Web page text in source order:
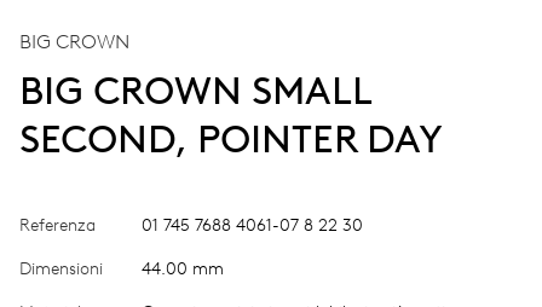
BIG CROWN
BIG CROWN SMALL
SECOND, POINTER DAY
Referenza 01 745 7688 4061-07 8 22 30
Dimensioni 44.00 mm